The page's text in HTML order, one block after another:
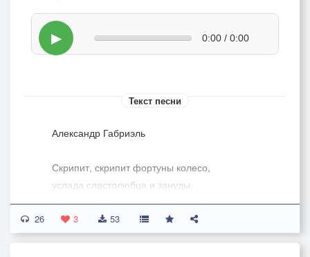
▶ 0:00 / 0:00
Текст песни
Александр Габриэль
Скрипит, скрипит фортуны колесо,
услада сластолюбца и зануды.
Мне эта жизнь подарена - и всё.
Никто давно не ждёт возврата ссуды.
26 3 53